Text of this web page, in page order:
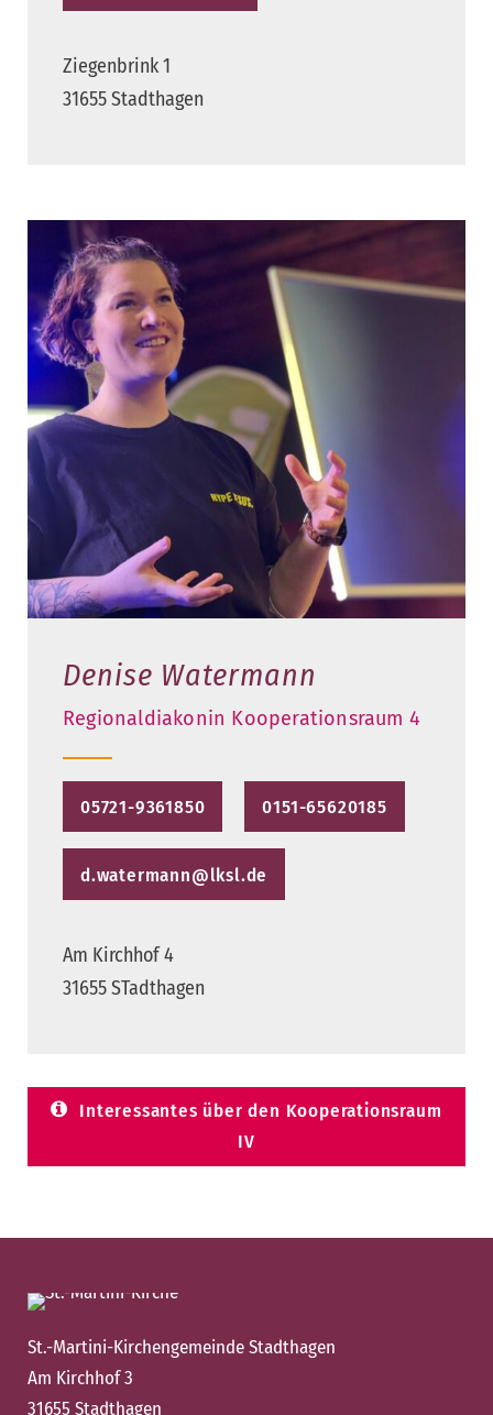
Ziegenbrink 1
31655 Stadthagen
Denise Watermann
Regionaldiakonin Kooperationsraum 4
05721-9361850 0151-65620185
d.watermann@lksl.de
Am Kirchhof 4
31655 STadthagen
Interessantes über den Kooperationsraum
IV
St.-Martini-Kirchengemeinde Stadthagen
Am Kirchhof 3
31655 Stadthagen